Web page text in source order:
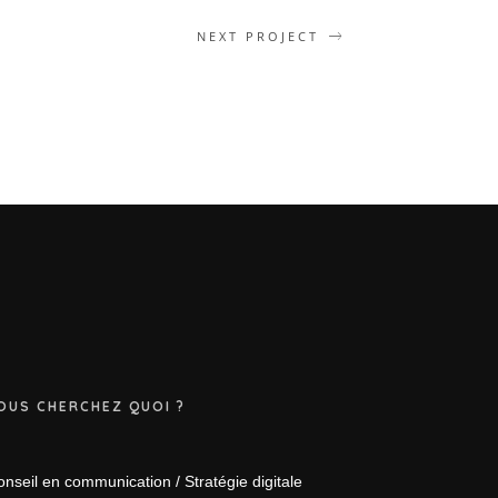
NEXT PROJECT
CHERCHEZ QUOI ?
en communication / Stratégie digitale